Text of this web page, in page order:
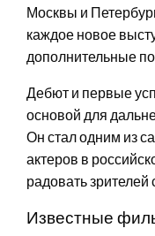
Москвы и
каждое новое
дополнительные
Дебют и первые
основой для
Он стал одним из
актеров в
радовать
Известные